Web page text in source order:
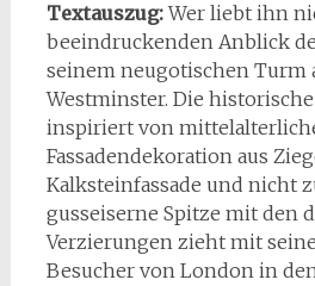
Textauszug:Wer liebt ihn
beeindruckenden Anblick
seinem neugotischen Turm
Westminster. Die
inspiriert von
Fassadendekoration aus
Kalksteinfassade und nicht
gusseiserne Spitze mit den
Verzierungen zieht mit
Besucher von London in